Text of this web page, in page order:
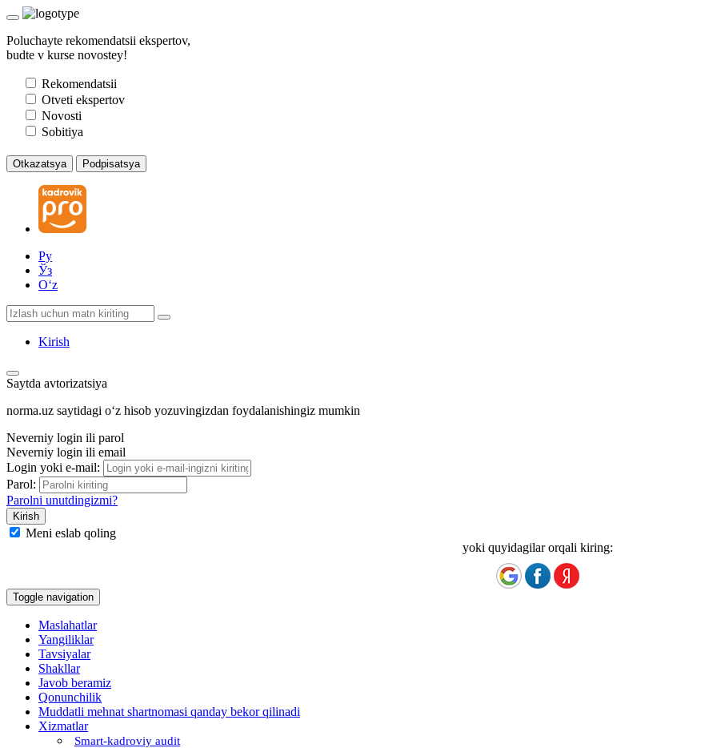
Poluchayte rekomendatsii ekspertov,
budte v kurse novostey!
Rekomendatsii
Otveti ekspertov
Novosti
Sobitiya
Otkazatsya Podpisatsya
Ру
Ўз
Oʻz
Kirish
Saytda avtorizatsiya
norma.uz saytidagi oʻz hisob yozuvingizdan foydalanishingiz mumkin
Neverniy login ili parol
Neverniy login ili email
Login yoki e-mail:
Parol:
Parolni unutdingizmi?
Meni eslab qoling
yoki quyidagilar orqali kiring:
Toggle navigation
Maslahatlar
Yangiliklar
Tavsiyalar
Shakllar
Javob beramiz
Qonunchilik
Muddatli mehnat shartnomasi qanday bekor qilinadi
Xizmatlar
Smart-kadroviy audit